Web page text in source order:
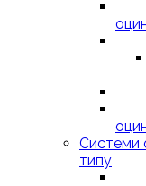
Системи
типу